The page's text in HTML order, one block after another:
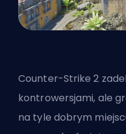
Counter-Strike 2
kontrowersjami, ale
na tyle dobrym